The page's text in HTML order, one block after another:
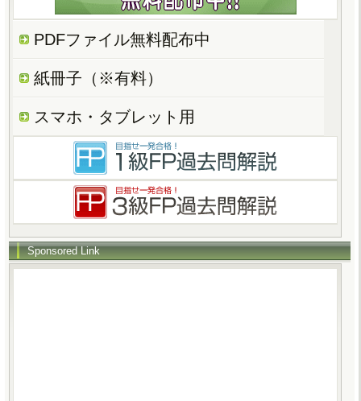
PDFファイル無料配布中
紙冊子（※有料）
スマホ・タブレット用
Sponsored Link